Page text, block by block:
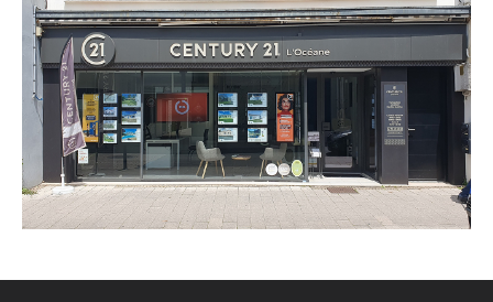
CENTURY 21 L'Océane
10 rue Carnot
CHALLANS - 85300
Envoyer un message
Téléphoner à l'agence